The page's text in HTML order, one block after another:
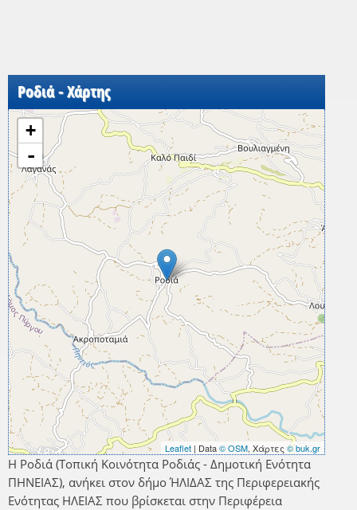
Ροδιά - Χάρτης
+
-
Leaflet | Data© OSM, Χάρτες © buk.gr
Η Ροδιά (Τοπική Κοινότητα Ροδιάς - Δημοτική Ενότητα
ΠΗΝΕΙΑΣ), ανήκει στον δήμο ΉΛΙΔΑΣ της Περιφερειακής
Ενότητας ΗΛΕΙΑΣ που βρίσκεται στην Περιφέρεια